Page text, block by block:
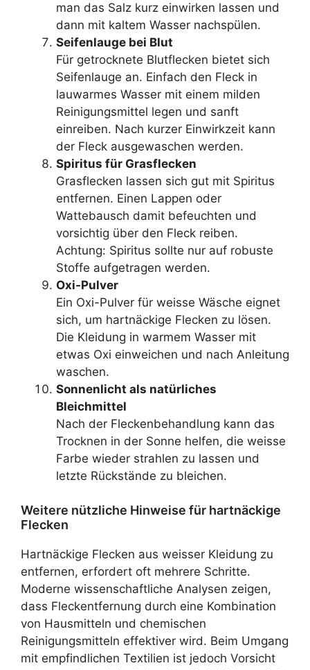
man das Salz kurz einwirken lassen und
dann mit kaltem Wasser nachspülen.
Seifenlauge bei Blut
Für getrocknete Blutflecken bietet sich
Seifenlauge an. Einfach den Fleck in
lauwarmes Wasser mit einem milden
Reinigungsmittel legen und sanft
einreiben. Nach kurzer Einwirkzeit kann
der Fleck ausgewaschen werden.
Spiritus für Grasflecken
Grasflecken lassen sich gut mit Spiritus
entfernen. Einen Lappen oder
Wattebausch damit befeuchten und
vorsichtig über den Fleck reiben.
Achtung: Spiritus sollte nur auf robuste
Stoffe aufgetragen werden.
Oxi-Pulver
Ein Oxi-Pulver für weisse Wäsche eignet
sich, um hartnäckige Flecken zu lösen.
Die Kleidung in warmem Wasser mit
etwas Oxi einweichen und nach Anleitung
waschen.
Sonnenlicht als natürliches
Bleichmittel
Nach der Fleckenbehandlung kann das
Trocknen in der Sonne helfen, die weisse
Farbe wieder strahlen zu lassen und
letzte Rückstände zu bleichen.
Weitere nützliche Hinweise für hartnäckige
Flecken
Hartnäckige Flecken aus weisser Kleidung zu
entfernen, erfordert oft mehrere Schritte.
Moderne wissenschaftliche Analysen zeigen,
dass Fleckentfernung durch eine Kombination
von Hausmitteln und chemischen
Reinigungsmitteln effektiver wird. Beim Umgang
mit empfindlichen Textilien ist jedoch Vorsicht